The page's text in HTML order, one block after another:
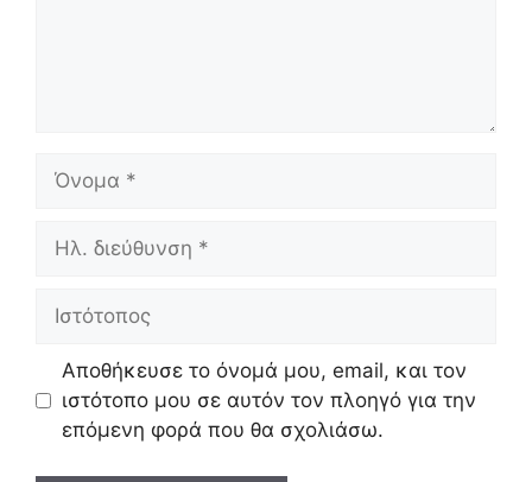
Όνομα
Ηλ.
Ιστότοπος
Αποθήκευσε το όνομά μου, email, και τον
ιστότοπο μου σε αυτόν τον πλοηγό για την
επόμενη φορά που θα σχολιάσω.